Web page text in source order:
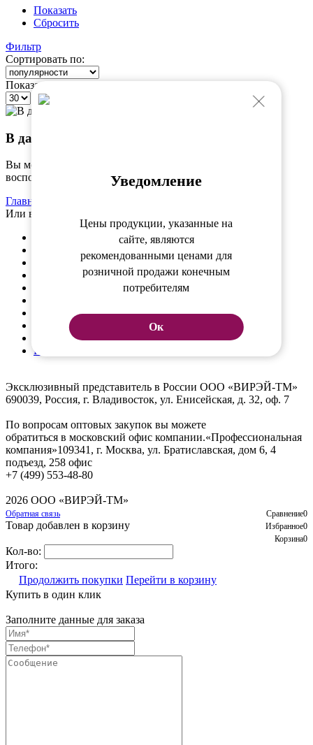
Показать
Сбросить
Фильтр
Сортировать по:
Показать по:
В данном разделе пока пусто
Вы можете вернуться на
воспользоваться навигацией или поиском по сайту.
Главная страница
Или выберите нужный товар в каталоге.
Косметика для волос
Электроинструменты
Инструменты
Инструменты для маникюра / педикюра
Косметика
Косметология
Подарки
Эксклюзивный представитель в России ООО «ВИРЭЙ-ТМ»
690039, Россия, г. Владивосток, ул. Енисейская, д. 32, оф. 7
По вопросам оптовых закупок вы можете
обратиться в московский офис компании.«Профессиональная
компания»109341, г. Москва, ул. Братиславская, дом 6, 4
подъезд, 258 офис
+7 (499) 553-48-80
2026 ООО «ВИРЭЙ-ТМ»
Обратная связь Сравнение0
Избранное0
Корзина0
Товар добавлен в корзину
Кол-во:
Итого:
Продолжить покупки Перейти в корзину
Купить в один клик
Заполните данные для заказа
Уведомление
Цены продукции, указанные на
сайте, являются
рекомендованными ценами для
розничной продажи конечным
потребителям
Ок